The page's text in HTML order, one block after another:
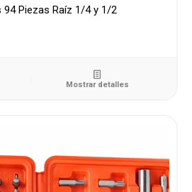
94 Piezas Raíz 1/4 y 1/2
Mostrar detalles